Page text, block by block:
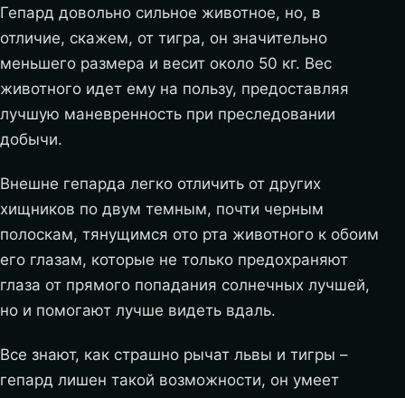
Гепард довольно сильное животное, но, в
отличие, скажем, от тигра, он значительно
меньшего размера и весит около 50 кг. Вес
животного идет ему на пользу, предоставляя
лучшую маневренность при преследовании
добычи.
Внешне гепарда легко отличить от других
хищников по двум темным, почти черным
полоскам, тянущимся ото рта животного к обоим
его глазам, которые не только предохраняют
глаза от прямого попадания солнечных лучшей,
но и помогают лучше видеть вдаль.
Все знают, как страшно рычат львы и тигры –
гепард лишен такой возможности, он умеет